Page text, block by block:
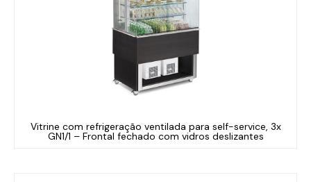
Vitrine com refrigeração ventilada para self-service, 3x
GN1/1 – Frontal fechado com vidros deslizantes